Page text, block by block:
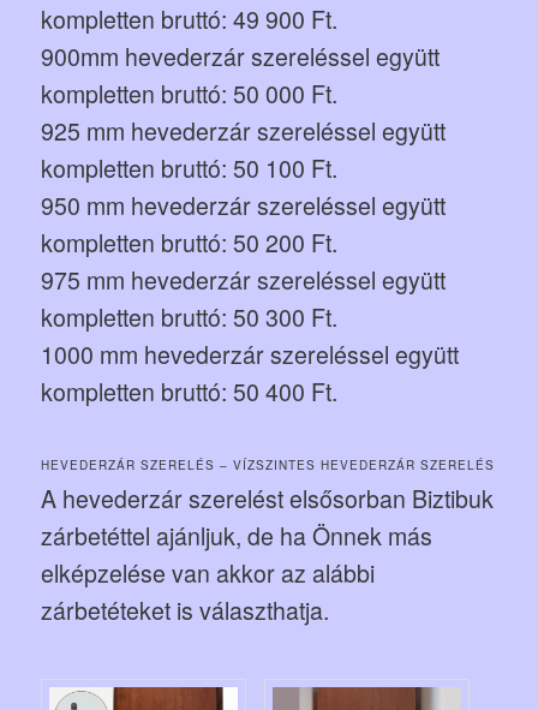
kompletten bruttó: 49 900 Ft.
900mm hevederzár szereléssel együtt
kompletten bruttó: 50 000 Ft.
925 mm hevederzár szereléssel együtt
kompletten bruttó: 50 100 Ft.
950 mm hevederzár szereléssel együtt
kompletten bruttó: 50 200 Ft.
975 mm hevederzár szereléssel együtt
kompletten bruttó: 50 300 Ft.
1000 mm hevederzár szereléssel együtt
kompletten bruttó: 50 400 Ft.
HEVEDERZÁR SZERELÉS – VÍZSZINTES HEVEDERZÁR SZERELÉS
A hevederzár szerelést elsősorban Biztibuk
zárbetéttel ajánljuk, de ha Önnek más
elképzelése van akkor az alábbi
zárbetéteket is választhatja.